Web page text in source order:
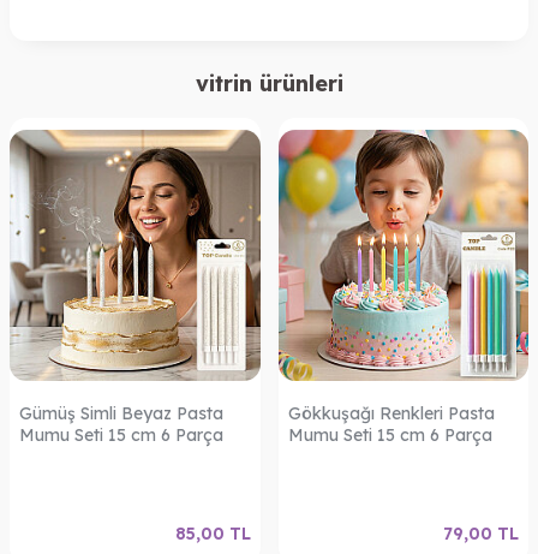
vitrin ürünleri
Gümüş Simli Beyaz Pasta
Mumu Seti 15 cm 6 Parça
85,00 TL
Gökkuşağı Renkleri Pasta
Mumu Seti 15 cm 6 Parça
79,00 TL